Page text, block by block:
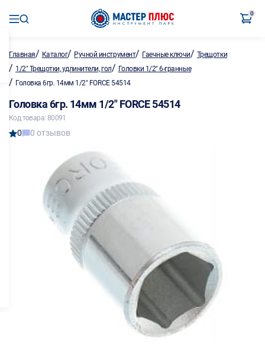
0
Главная/ Каталог/ Ручной инструмент/ Гаечные ключи/ Трещотки
/ 1/2" Трещотки, удлинители, гол/ Головки 1/2" 6-гранные
/ Головка 6гр. 14мм 1/2" FORCE 54514
Головка 6гр. 14мм 1/2" FORCE 54514
Код товара: 80091
0 0 отзывов